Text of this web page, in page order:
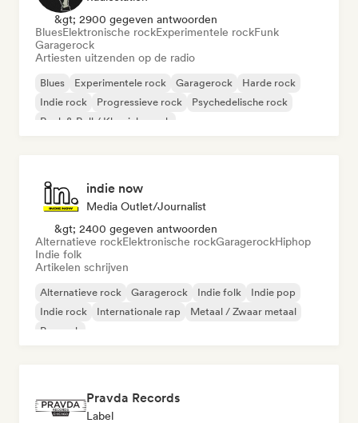
&gt; 2900 gegeven antwoorden
BluesElektronische rockExperimentele rockFunk
Garagerock
Artiesten uitzenden op de radio
Blues Experimentele rock Garagerock
Harde rock
Indie rock
Progressieve rock
Psychedelische rock
Rock & Roll / Klassieke rock
indie now
Media Outlet/Journalist
&gt; 2400 gegeven antwoorden
Alternatieve rockElektronische rockGaragerockHiphop
Indie folk
Artikelen schrijven
Alternatieve rock Garagerock Indie folk
Indie pop
Indie rock
Internationale rap
Metaal / Zwaar metaal
Poprock
Pravda Records
Label